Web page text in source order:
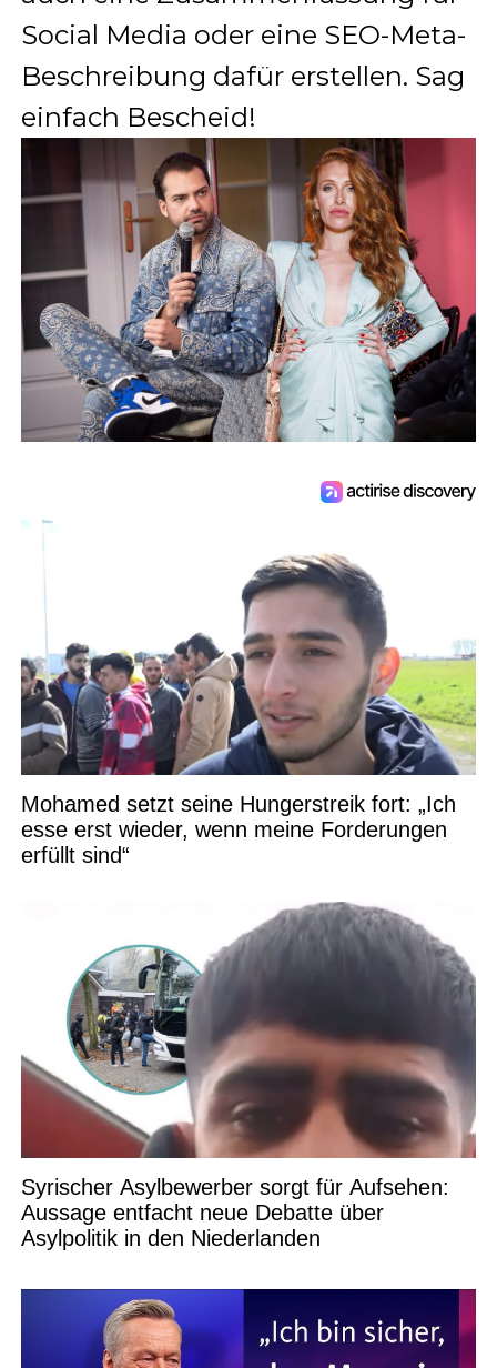
Social Media oder eine SEO-Meta-
Beschreibung dafür erstellen. Sag
einfach Bescheid!
Mohamed setzt seine Hungerstreik fort: „Ich
esse erst wieder, wenn meine Forderungen
erfüllt sind“
Syrischer Asylbewerber sorgt für Aufsehen:
Aussage entfacht neue Debatte über
Asylpolitik in den Niederlanden